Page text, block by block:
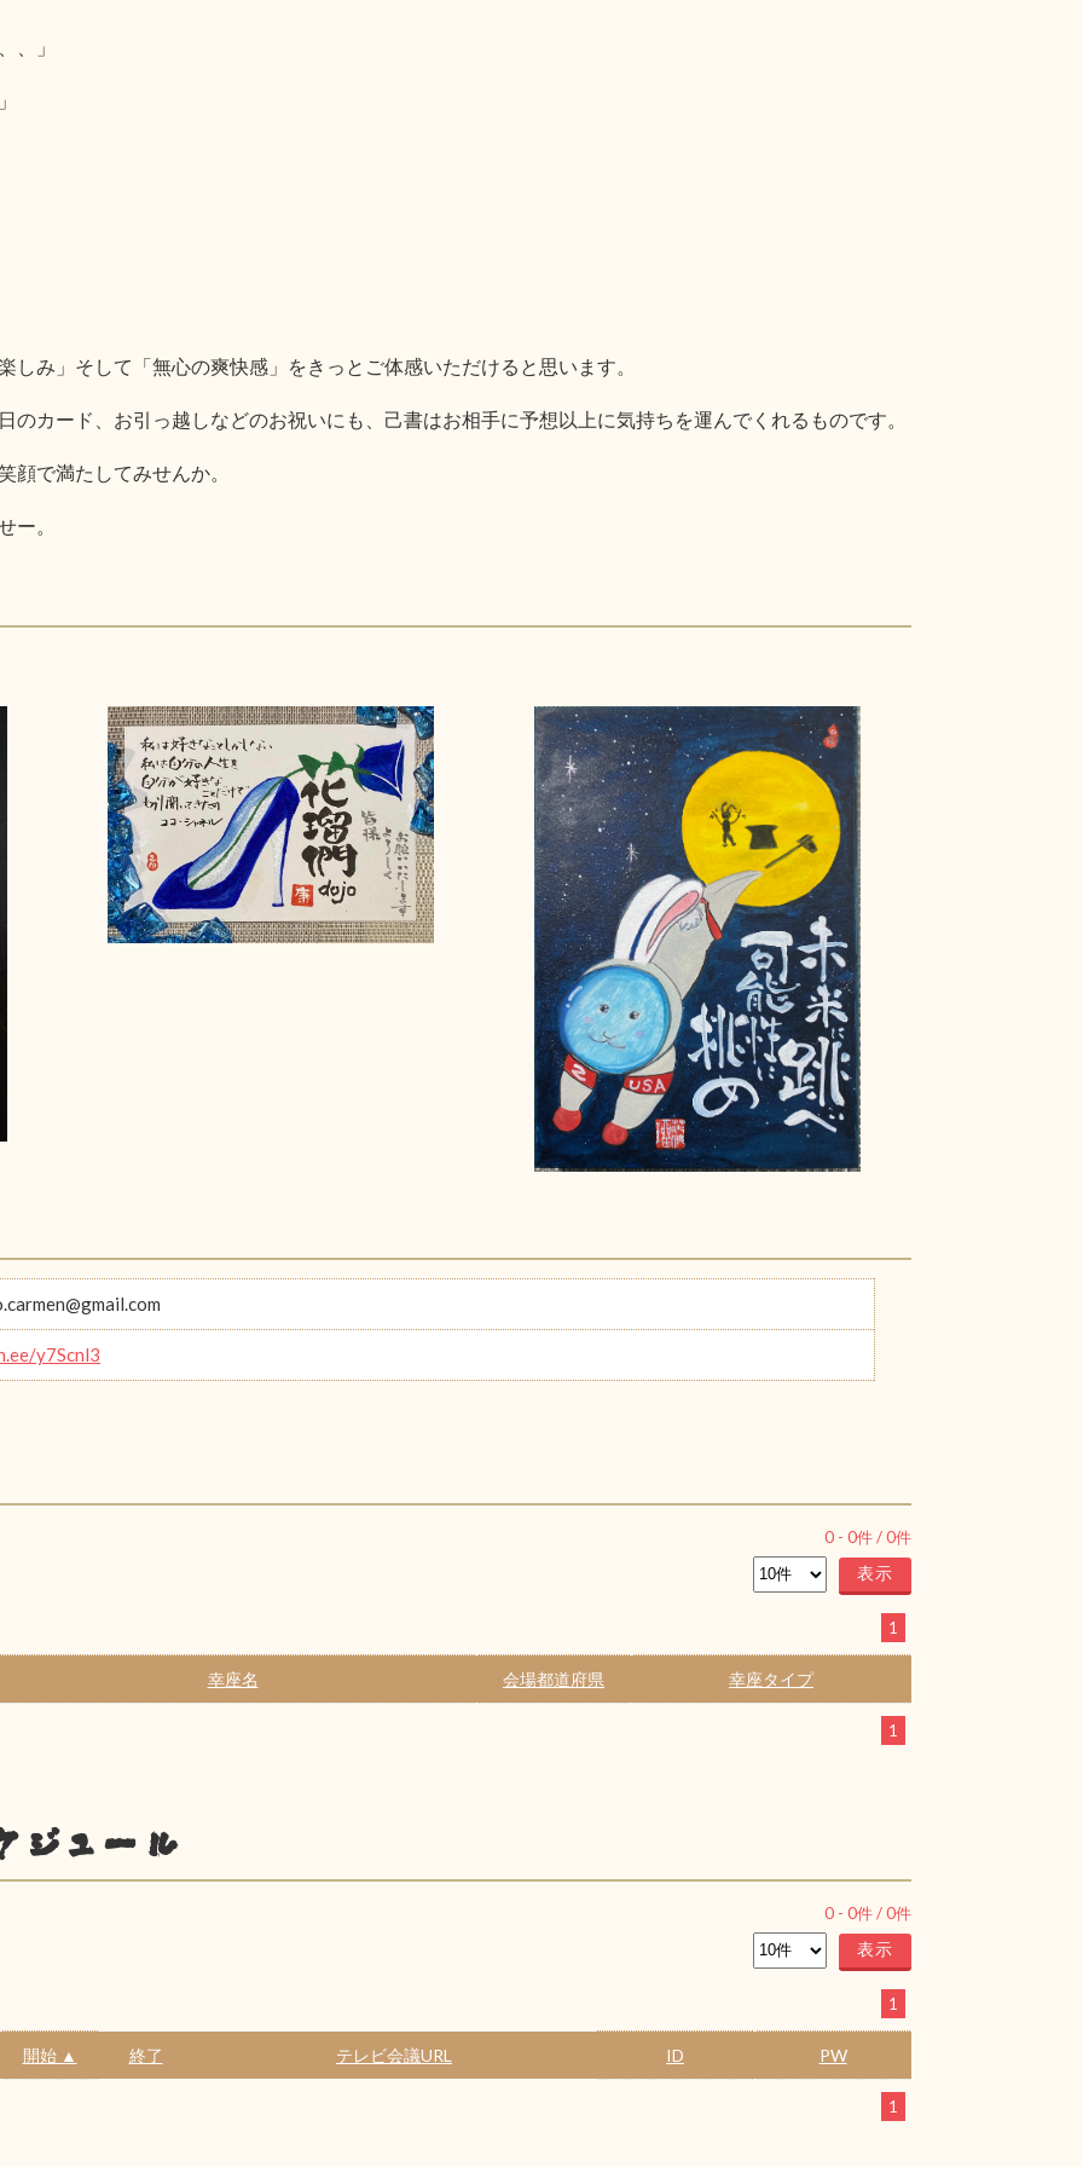
、」
み」そして「無心の爽快感」をきっとご体感いただけると思います。
のカード、お引っ越しなどのお祝いにも、己書はお相手に予想以上に気持ちを運んでくれるものです。
顔で満たしてみせんか。
ー。
y7Scnl3
0 - 0件 /0件
1
幸座名 会場都道府県 幸座タイプ
1
ジュール
0 - 0件 /0件
1
開始 ▲ 終了 テレビ会議URL ID PW
1